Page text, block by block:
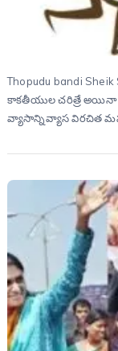
Thopudu bandi
కాకతీయుల చరిత్రే అయినా
వ్యాసాన్నివ్యాస విరచిత